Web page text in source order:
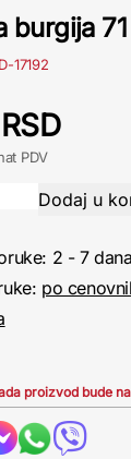
burgija
D-17192
PDV
2 - 7 dana
po
proizvod bude